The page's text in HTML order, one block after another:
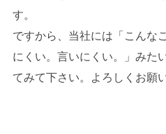
す。
ですから、当社には「こんな
にくい。言いにくい。」みた
てみて下さい。よろしくお願